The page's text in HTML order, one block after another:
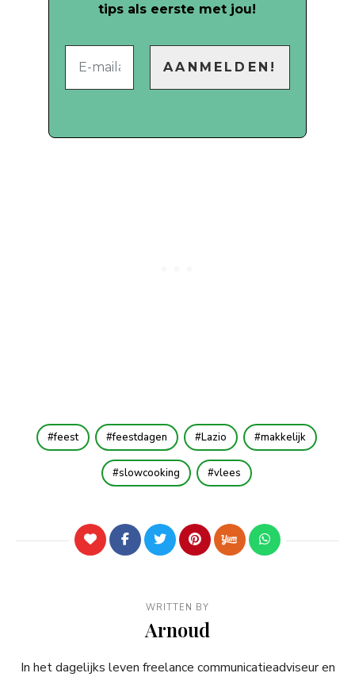
tips als eerste met jou!
feest feestdagen Lazio makkelijk
slowcooking vlees
WRITTEN BY
Arnoud
In het dagelijks leven freelance communicatieadviseur en